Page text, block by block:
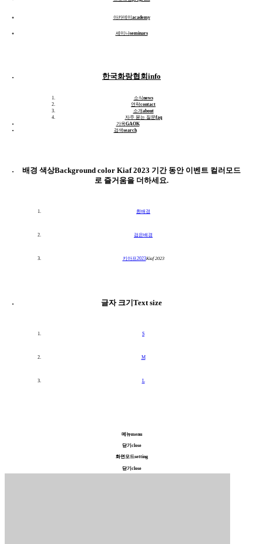
아카데미 academy
세미나seminars
한국화랑협회 info
소식news
연락contact
소개about
자주 묻는 질문faq
가옥GAOKeast
검색searchsearch
배경 색상Background color Kiaf 2023 기간 동안 이벤트 컬러모드
로 즐거움을 더하세요.
흰배경
검은배경
키아프2023Kiaf 2023
글자 크기 Text size
S
M
L
메뉴menu
닫기 close
화면모드setting
닫기 close